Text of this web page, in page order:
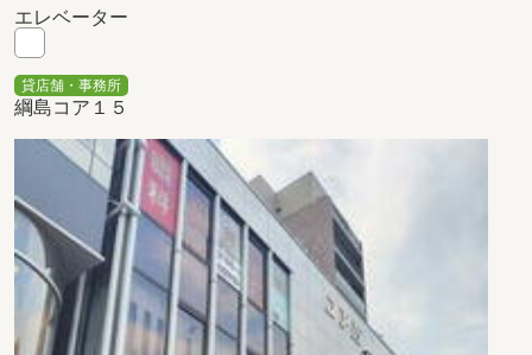
エレベーター
貸店舗・事務所
綱島コア１５